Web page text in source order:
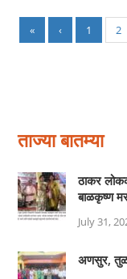
« ‹ 1 2
ताज्या बातम्या
ठाकर
बाळकृष्ण
July 31,
अणसुर,